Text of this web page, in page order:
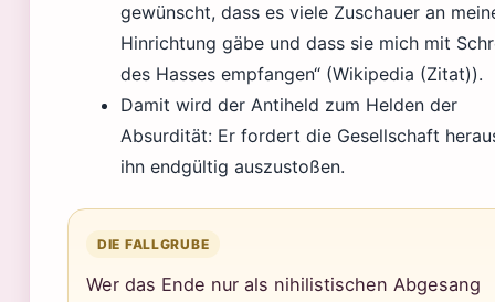
gewünscht, dass es viele Zuschauer an
Hinrichtung gäbe und dass sie mich mit
des Hasses empfangen“ (Wikipedia (Zitat)).
Damit wird der Antiheld zum Helden der
Absurdität: Er fordert die Gesellschaft
ihn endgültig auszustoßen.
DIE FALLGRUBE
Wer das Ende nur als nihilistischen Abgesang